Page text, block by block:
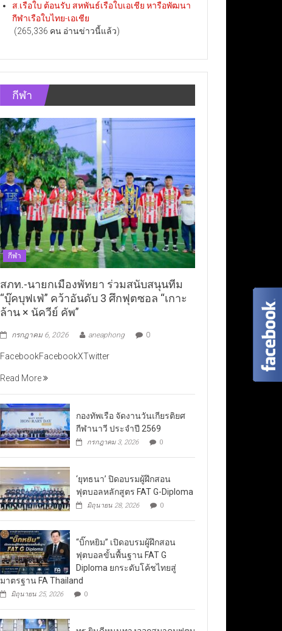
ส.เรือใบ ต้อนรับ สหพันธ์เรือใบเอเชีย หารือพัฒนา
กีฬาเรือใบไทย-เอเชีย
(265,336 คน อ่านข่าวนี้แล้ว)
กีฬา
กีฬา
สภท.-นายกเมืองพัทยา ร่วมสนับสนุนทีม
“บุ๊คบุฟเฟ่” คว้าอันดับ 3 ศึกฟุตซอล “เกาะ
ล้าน × นัควีย์ คัพ”
กรกฎาคม 6, 2026 aneaphong 0
FacebookFacebookXTwitter
Read More
กองทัพเรือ จัดงานวันเกียรติยศ
กีฬานาวี ประจำปี 2569
กรกฎาคม 3, 2026 0
‘ยุทธนา’ ปิดอบรมผู้ฝึกสอน
ฟุตบอลหลักสูตร FAT G-Diploma
มิถุนายน 28, 2026 0
“บิ๊กหยิม” เปิดอบรมผู้ฝึกสอน
ฟุตบอลขั้นพื้นฐาน FAT G
Diploma ยกระดับโค้ชไทยสู่
มาตรฐาน FA Thailand
มิถุนายน 25, 2026 0